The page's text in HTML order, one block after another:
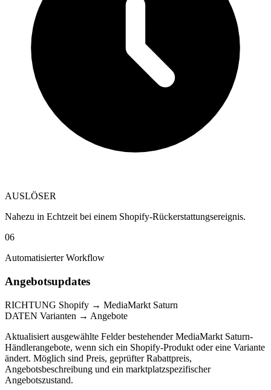
AUSLÖSER
Nahezu in Echtzeit bei einem Shopify-Rückerstattungsereignis.
06
Automatisierter Workflow
Angebotsupdates
RICHTUNG Shopify → MediaMarkt Saturn
DATEN Varianten → Angebote
Aktualisiert ausgewählte Felder bestehender MediaMarkt Saturn-
Händlerangebote, wenn sich ein Shopify-Produkt oder eine Variante
ändert. Möglich sind Preis, geprüfter Rabattpreis,
Angebotsbeschreibung und ein marktplatzspezifischer
Angebotszustand.